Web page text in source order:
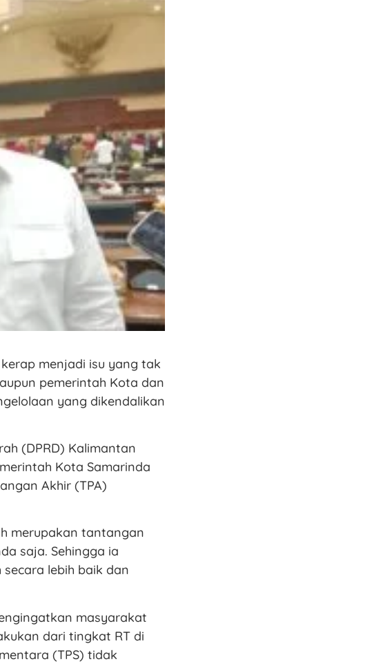
menjadi isu yang tak
pemerintah Kota dan
yang dikendalikan
(DPRD) Kalimantan
Kota Samarinda
Akhir (TPA)
merupakan tantangan
saja. Sehingga ia
lebih baik dan
masyarakat
dari tingkat RT di
(TPS) tidak